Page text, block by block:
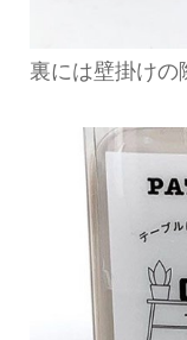
裏には壁掛けの